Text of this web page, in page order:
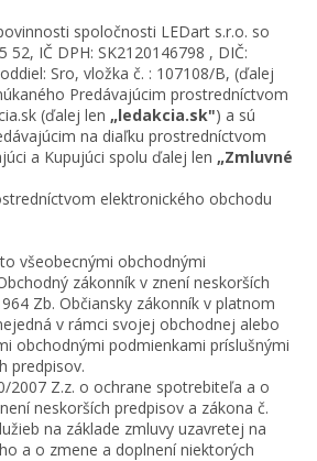
spoločnosti LEDart s.r.o. so
IČ DPH: SK2120146798 , DIČ:
Sro, vložka č. : 107108/B, (ďalej
Predávajúcim prostredníctvom
(ďalej len „ledakcia.sk") a sú
na diaľku prostredníctvom
a Kupujúci spolu ďalej len „Zmluvné
elektronického obchodu
všeobecnými obchodnými
zákonník v znení neskorších
Zb. Občiansky zákonník v platnom
v rámci svojej obchodnej alebo
obchodnými podmienkami príslušnými
predpisov.
2007 Z.z. o ochrane spotrebiteľa a o
neskorších predpisov a zákona č.
na základe zmluvy uzavretej na
a o zmene a doplnení niektorých